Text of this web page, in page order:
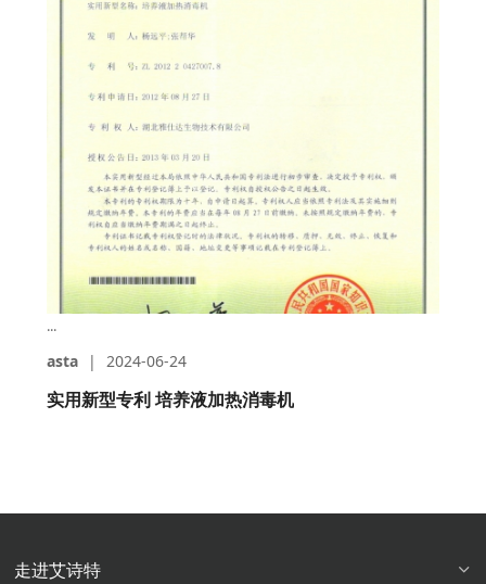
...
asta | 2024-06-24
实用新型专利 培养液加热消毒机
走进艾诗特